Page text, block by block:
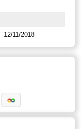
12/11/2018